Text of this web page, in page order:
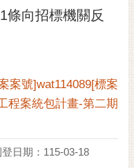
條向招標機關反
案號]wat114089[標案
程案統包計畫-第二期
日期：115-03-18